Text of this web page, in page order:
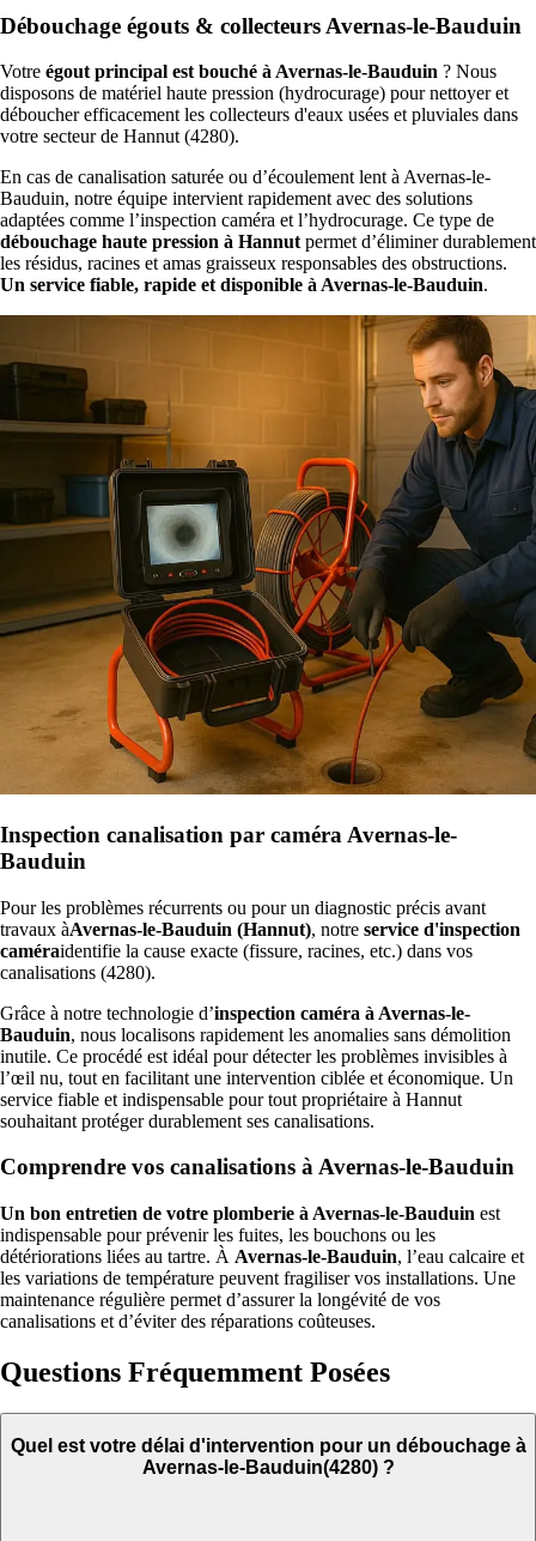
Débouchage égouts & collecteurs Avernas-le-Bauduin
Votre égout principal est bouché à Avernas-le-Bauduin ? Nous
disposons de matériel haute pression (hydrocurage) pour nettoyer et
déboucher efficacement les collecteurs d'eaux usées et pluviales dans
votre secteur de Hannut (4280).
En cas de canalisation saturée ou d’écoulement lent à Avernas-le-
Bauduin, notre équipe intervient rapidement avec des solutions
adaptées comme l’inspection caméra et l’hydrocurage. Ce type de
débouchage haute pression à Hannut permet d’éliminer durablement
les résidus, racines et amas graisseux responsables des obstructions.
Un service fiable, rapide et disponible à Avernas-le-Bauduin.
Inspection canalisation par caméra Avernas-le-
Bauduin
Pour les problèmes récurrents ou pour un diagnostic précis avant
travaux àAvernas-le-Bauduin (Hannut), notre service d'inspection
caméraidentifie la cause exacte (fissure, racines, etc.) dans vos
canalisations (4280).
Grâce à notre technologie d’inspection caméra à Avernas-le-
Bauduin, nous localisons rapidement les anomalies sans démolition
inutile. Ce procédé est idéal pour détecter les problèmes invisibles à
l’œil nu, tout en facilitant une intervention ciblée et économique. Un
service fiable et indispensable pour tout propriétaire à Hannut
souhaitant protéger durablement ses canalisations.
Comprendre vos canalisations à Avernas-le-Bauduin
Un bon entretien de votre plomberie à Avernas-le-Bauduin est
indispensable pour prévenir les fuites, les bouchons ou les
détériorations liées au tartre. À Avernas-le-Bauduin, l’eau calcaire et
les variations de température peuvent fragiliser vos installations. Une
maintenance régulière permet d’assurer la longévité de vos
canalisations et d’éviter des réparations coûteuses.
Questions Fréquemment Posées
Quel est votre délai d'intervention pour un débouchage à
Avernas-le-Bauduin(4280) ?